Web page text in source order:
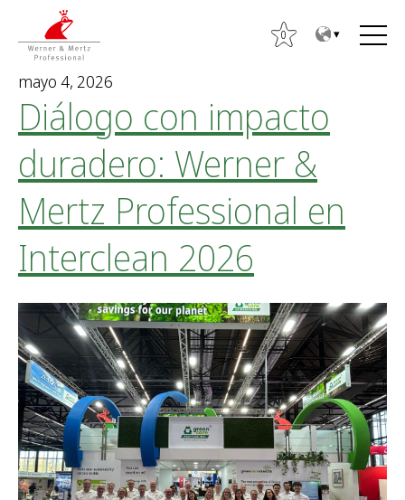
0
B
s
c
a
r
:
mayo 4, 2026
Diálogo con impacto
duradero: Werner &
Mertz Professional en
Interclean 2026